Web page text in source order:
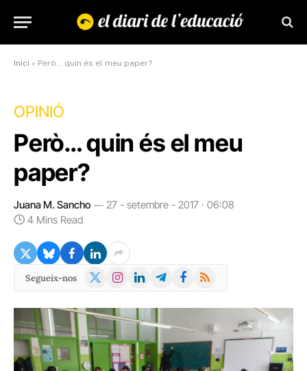
Inici » Però… quin és el meu paper?
OPINIÓ
Però… quin és el meu
paper?
Juana M. Sancho
27 - setembre - 2017 · 06:08
4 Mins Read
Segueix-nos
X
Instagram
LinkedInTelegramFacebook
RSS